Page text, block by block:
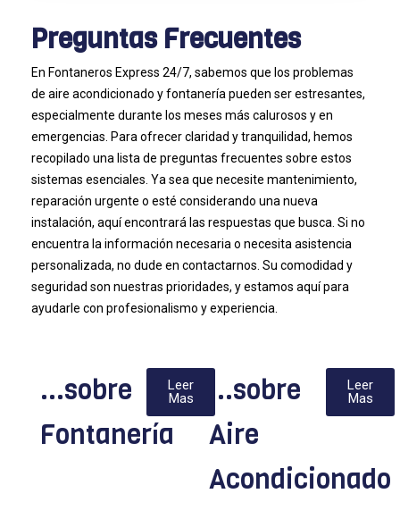
Preguntas Frecuentes
En Fontaneros Express 24/7, sabemos que los problemas
de aire acondicionado y fontanería pueden ser estresantes,
especialmente durante los meses más calurosos y en
emergencias. Para ofrecer claridad y tranquilidad, hemos
recopilado una lista de preguntas frecuentes sobre estos
sistemas esenciales. Ya sea que necesite mantenimiento,
reparación urgente o esté considerando una nueva
instalación, aquí encontrará las respuestas que busca. Si no
encuentra la información necesaria o necesita asistencia
personalizada, no dude en contactarnos. Su comodidad y
seguridad son nuestras prioridades, y estamos aquí para
ayudarle con profesionalismo y experiencia.
...sobre
Fontanería
Leer
Mas
...sobre
Aire
Acondicionado
Leer
Mas